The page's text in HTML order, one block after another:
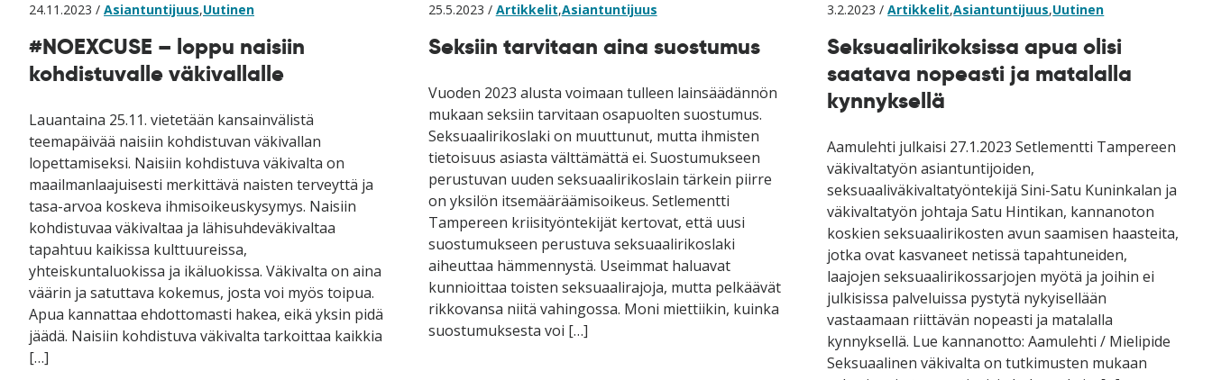
24.11.2023 / Asiantuntijuus,Uutinen
#NOEXCUSE – loppu naisiin
kohdistuvalle väkivallalle
Lauantaina 25.11. vietetään kansainvälistä
teemapäivää naisiin kohdistuvan väkivallan
lopettamiseksi. Naisiin kohdistuva väkivalta on
maailmanlaajuisesti merkittävä naisten terveyttä ja
tasa-arvoa koskeva ihmisoikeuskysymys. Naisiin
kohdistuvaa väkivaltaa ja lähisuhdeväkivaltaa
tapahtuu kaikissa kulttuureissa,
yhteiskuntaluokissa ja ikäluokissa. Väkivalta on aina
väärin ja satuttava kokemus, josta voi myös toipua.
Apua kannattaa ehdottomasti hakea, eikä yksin pidä
jäädä. Naisiin kohdistuva väkivalta tarkoittaa kaikkia
[…]
25.5.2023 / Artikkelit,Asiantuntijuus
Seksiin tarvitaan aina suostumus
Vuoden 2023 alusta voimaan tulleen lainsäädännön
mukaan seksiin tarvitaan osapuolten suostumus.
Seksuaalirikoslaki on muuttunut, mutta ihmisten
tietoisuus asiasta välttämättä ei. Suostumukseen
perustuvan uuden seksuaalirikoslain tärkein piirre
on yksilön itsemääräämisoikeus. Setlementti
Tampereen kriisityöntekijät kertovat, että uusi
suostumukseen perustuva seksuaalirikoslaki
aiheuttaa hämmennystä. Useimmat haluavat
kunnioittaa toisten seksuaalirajoja, mutta pelkäävät
rikkovansa niitä vahingossa. Moni miettiikin, kuinka
suostumuksesta voi […]
3.2.2023 /Artikkelit,Asiantuntijuus,Uutinen
Seksuaalirikoksissa apua olisi
saatava nopeasti ja matalalla
kynnyksellä
Aamulehti julkaisi 27.1.2023 Setlementti Tampereen
väkivaltatyön asiantuntijoiden,
seksuaaliväkivaltatyöntekijä Sini-Satu Kuninkalan ja
väkivaltatyön johtaja Satu Hintikan, kannanoton
koskien seksuaalirikosten avun saamisen haasteita,
jotka ovat kasvaneet netissä tapahtuneiden,
laajojen seksuaalirikossarjojen myötä ja joihin ei
julkisissa palveluissa pystytä nykyisellään
vastaamaan riittävän nopeasti ja matalalla
kynnyksellä. Lue kannanotto: Aamulehti / Mielipide
Seksuaalinen väkivalta on tutkimusten mukaan